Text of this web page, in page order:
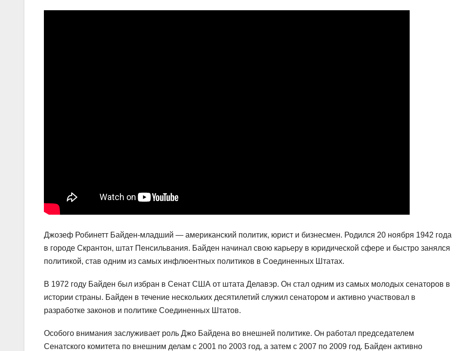
Джозеф Робинетт Байден-младший — американский политик, юрист и бизнесмен. Родился 20 ноября 1942 года
в городе Скрантон, штат Пенсильвания. Байден начинал свою карьеру в юридической сфере и быстро занялся
политикой, став одним из самых инфлюентных политиков в Соединенных Штатах.
В 1972 году Байден был избран в Сенат США от штата Делавэр. Он стал одним из самых молодых сенаторов в
истории страны. Байден в течение нескольких десятилетий служил сенатором и активно участвовал в
разработке законов и политике Соединенных Штатов.
Особого внимания заслуживает роль Джо Байдена во внешней политике. Он работал председателем
Сенатского комитета по внешним делам с 2001 по 2003 год, а затем с 2007 по 2009 год. Байден активно